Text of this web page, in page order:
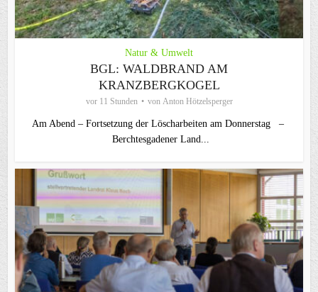
Natur & Umwelt
BGL: WALDBRAND AM
KRANZBERGKOGEL
vor 11 Stunden von Anton Hötzelsperger
Am Abend – Fortsetzung der Löscharbeiten am Donnerstag –
Berchtesgadener Land...